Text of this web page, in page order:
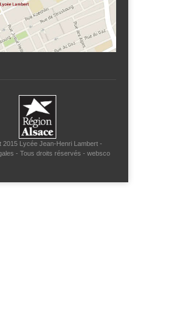
2015 Lycée Jean-Henri Lambert -
- Tous droits réservés - websco